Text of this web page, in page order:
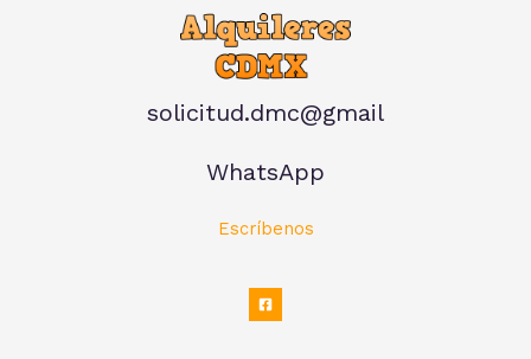
solicitud.dmc@gmail
WhatsApp
Escríbenos